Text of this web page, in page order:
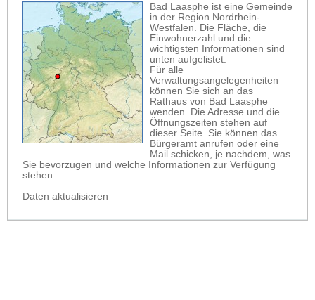
Bad Laasphe ist eine Gemeinde
in der Region Nordrhein-
Westfalen. Die Fläche, die
Einwohnerzahl und die
wichtigsten Informationen sind
unten aufgelistet.
Für alle
Verwaltungsangelegenheiten
können Sie sich an das
Rathaus von Bad Laasphe
wenden. Die Adresse und die
Öffnungszeiten stehen auf
dieser Seite. Sie können das
Bürgeramt anrufen oder eine
Mail schicken, je nachdem, was
Sie bevorzugen und welche Informationen zur Verfügung
stehen.
Daten aktualisieren